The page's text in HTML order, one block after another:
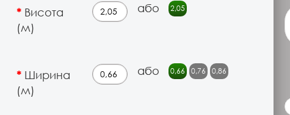
2,05
або
Висота
(м)
0,66 0,76 0,86
або
Ширина
(м)